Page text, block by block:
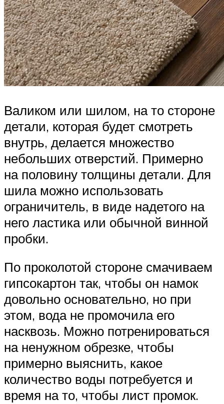
Валиком или шилом, на то стороне
детали, которая будет смотреть
внутрь, делается множество
небольших отверстий. Примерно
на половину толщины детали. Для
шила можно использовать
ограничитель, в виде надетого на
него ластика или обычной винной
пробки.
По проколотой стороне смачиваем
гипсокартон так, чтобы он намок
довольно основательно, но при
этом, вода не промочила его
насквозь. Можно потренироваться
на ненужном обрезке, чтобы
примерно выяснить, какое
количество воды потребуется и
время на то, чтобы лист промок.